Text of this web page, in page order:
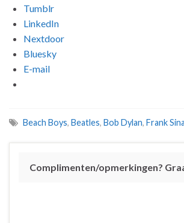
Tumblr
LinkedIn
Nextdoor
Bluesky
E-mail
Beach Boys, Beatles, Bob Dylan, Frank
Complimenten/opmerkingen?